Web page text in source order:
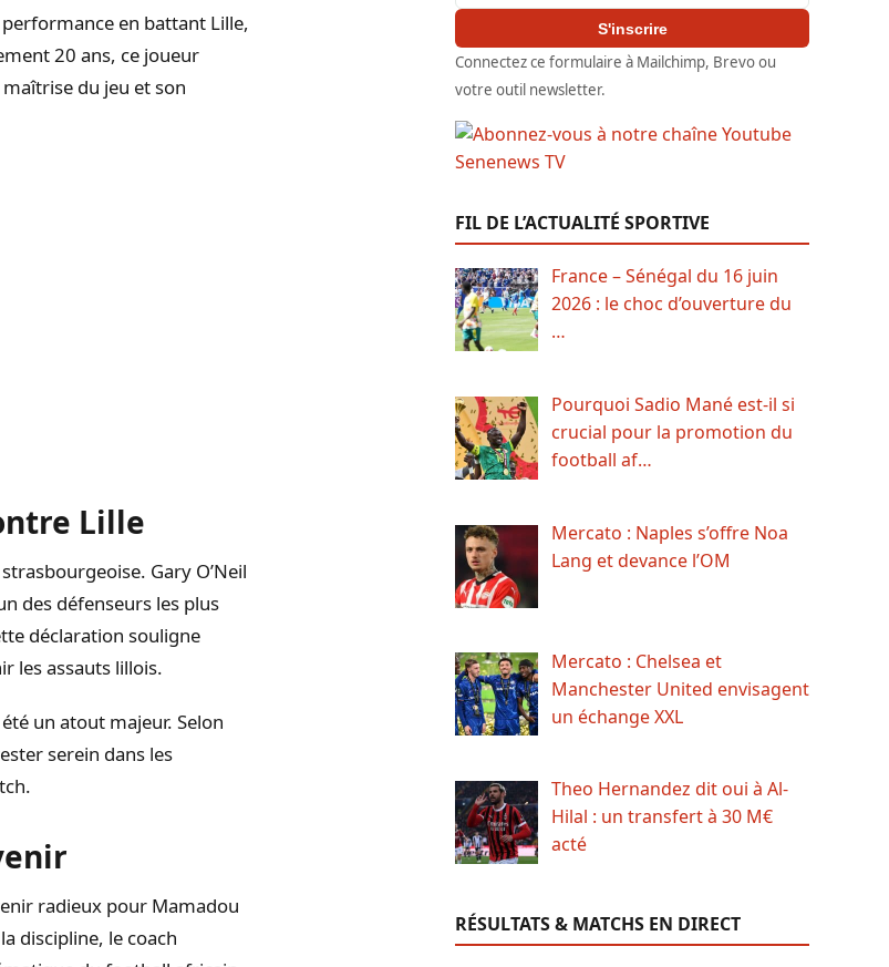
performance en battant Lille,
20 ans, ce joueur
du jeu et son
Lille
Gary O’Neil
des défenseurs les plus
déclaration souligne
les assauts lillois.
un atout majeur. Selon
serein dans les
radieux pour Mamadou
discipline, le coach
S'inscrire
Connectez ce formulaire à Mailchimp, Brevo ou
votre outil newsletter.
FIL DE L’ACTUALITÉ SPORTIVE
France – Sénégal du 16 juin
2026 : le choc d’ouverture du
…
Pourquoi Sadio Mané est-il si
crucial pour la promotion du
football af…
Mercato : Naples s’offre Noa
Lang et devance l’OM
Mercato : Chelsea et
Manchester United envisagent
un échange XXL
Theo Hernandez dit oui à Al-
Hilal : un transfert à 30 M€
acté
RÉSULTATS & MATCHS EN DIRECT